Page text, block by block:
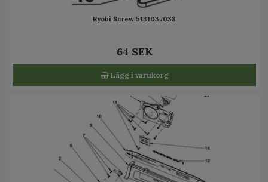
Ryobi Screw 5131037038
64 SEK
Lägg i varukorg